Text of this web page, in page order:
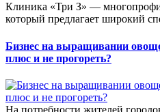
Клиника «Три З» —
который предлагает широкий
Бизнес на выращивании
плюс и не прогореть?
На потребности жителей